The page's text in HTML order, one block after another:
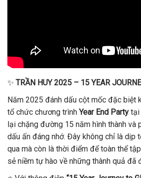
✨ TRẦN HUY 2025 – 15 YEAR
Năm 2025 đánh dấu cột mốc đặc biệt
tổ chức chương trìnhYear End Party tại
lại chặng đường 15 năm hình thành và
dấu ấn đáng nhớ. Đây không chỉ là dịp
qua mà còn là thời điểm để toàn thể
sẻ niềm tự hào về những thành quả đã